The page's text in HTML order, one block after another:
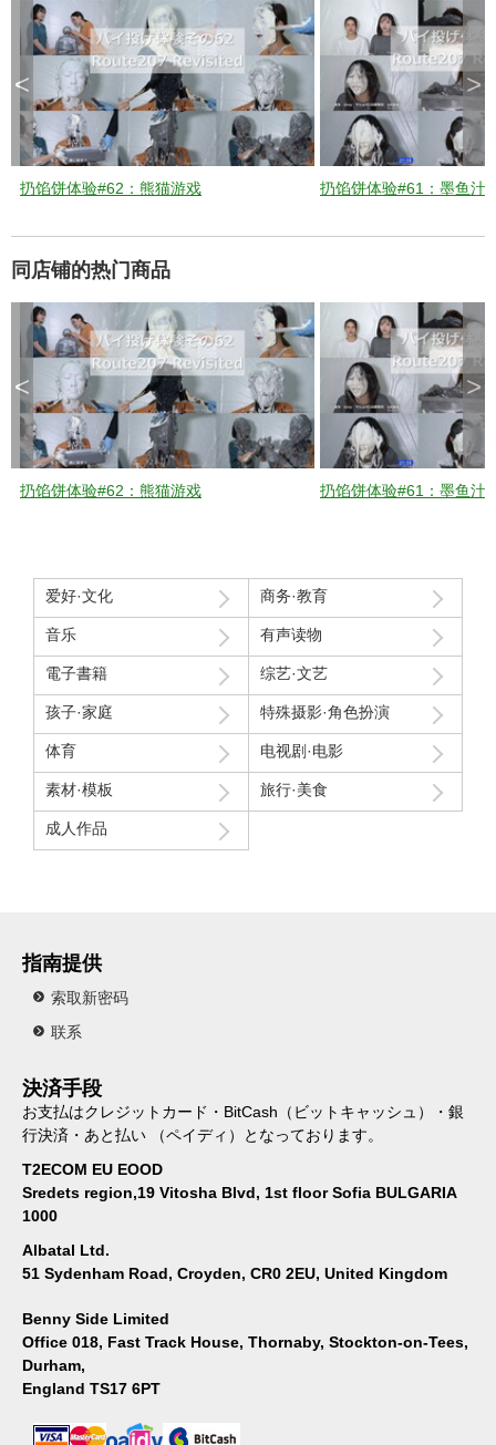
d
e
扔馅饼体验#62：熊猫游戏 扔馅饼体验#61：墨鱼汁
< >
同店铺的热门商品
扔馅饼体验#62：熊猫游戏 扔馅饼体验#61：墨鱼汁
< >
爱好·文化 商务·教育
音乐 有声读物
電子書籍 综艺·文艺
孩子·家庭 特殊摄影·角色扮演
体育 电视剧·电影
素材·模板 旅行·美食
成人作品
指南提供
索取新密码
联系
決済手段
お支払はクレジットカード・BitCash（ビットキャッシュ）・銀
行決済・あと払い （ペイディ）となっております。
T2ECOM EU EOOD
Sredets region,19 Vitosha Blvd, 1st floor Sofia BULGARIA
1000
Albatal Ltd.
51 Sydenham Road, Croyden, CR0 2EU, United Kingdom
Benny Side Limited
Office 018, Fast Track House, Thornaby, Stockton-on-Tees,
Durham,
England TS17 6PT